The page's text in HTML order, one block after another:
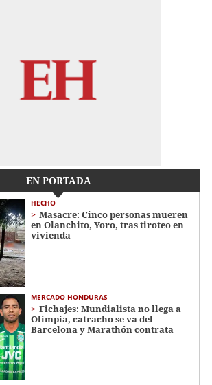
EN PORTADA
HECHO
Masacre: Cinco personas mueren
en Olanchito, Yoro, tras tiroteo en
vivienda
MERCADO HONDURAS
Fichajes: Mundialista no llega a
Olimpia, catracho se va del
Barcelona y Marathón contrata